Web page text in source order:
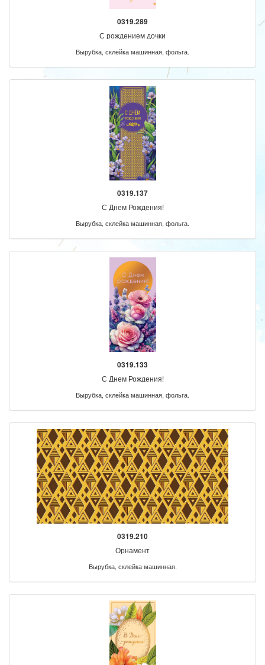
0319.289
С рождением дочки
Вырубка, склейка машинная, фольга.
0319.137
С Днем Рождения!
Вырубка, склейка машинная, фольга.
0319.133
С Днем Рождения!
Вырубка, склейка машинная, фольга.
0319.210
Орнамент
Вырубка, склейка машинная.